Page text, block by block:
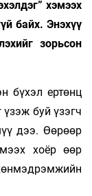
хэмээх
байх. Энэхүү
зорьсон
бүхэл ертөнц
буй үзэгч
дээ. Өөрөөр
хоёр өөр